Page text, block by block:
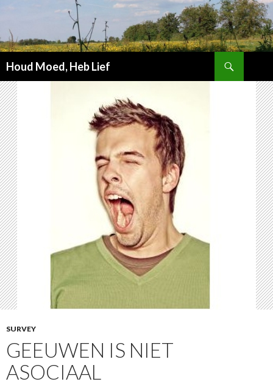
Houd Moed, Heb Lief
NAAR
INHOUD
SURVEY
GEEUWEN IS NIET
ASOCIAAL